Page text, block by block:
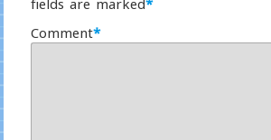
fields are marked*
Comment*